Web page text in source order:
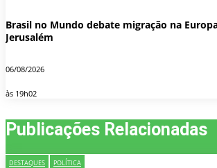
Brasil no Mundo debate migração na
Jerusalém
06/08/2026
às 19h02
Publicações Relacionadas
DESTAQUES POLÍTICA